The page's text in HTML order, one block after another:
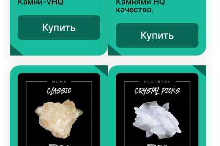
Купить
качество.
Купить